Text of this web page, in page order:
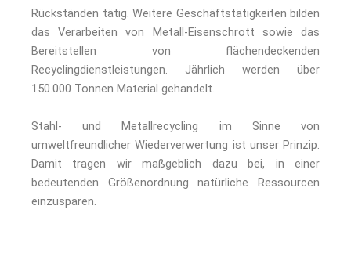
Rückständen tätig. Weitere Geschäftstätigkeiten bilden
das Verarbeiten von Metall-Eisenschrott sowie das
Bereitstellen von flächendeckenden
Recyclingdienstleistungen. Jährlich werden über
150.000 Tonnen Material gehandelt.
Stahl- und Metallrecycling im Sinne von
umweltfreundlicher Wiederverwertung ist unser Prinzip.
Damit tragen wir maßgeblich dazu bei, in einer
bedeutenden Größenordnung natürliche Ressourcen
einzusparen.